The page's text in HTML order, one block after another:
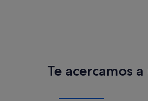
Te acercamos